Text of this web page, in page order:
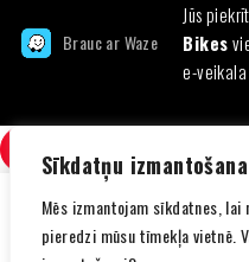
Sīkdatņu izmantošana
Mēs izmantojam sīkdatnes, lai
pieredzi mūsu tīmekļa vietnē.
Brauc ar Waze
Jūs
Bikes
e-